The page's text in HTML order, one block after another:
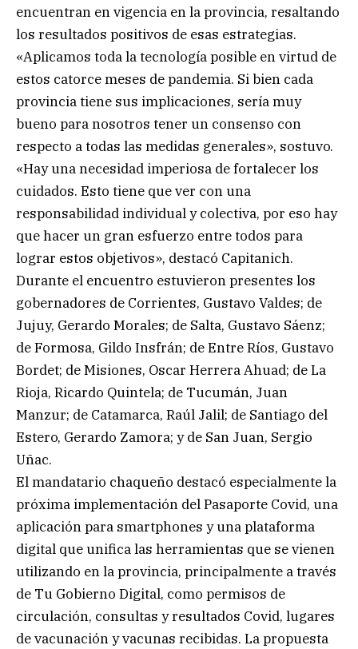
encuentran en vigencia en la provincia, resaltando
los resultados positivos de esas estrategias.
«Aplicamos toda la tecnología posible en virtud de
estos catorce meses de pandemia. Si bien cada
provincia tiene sus implicaciones, sería muy
bueno para nosotros tener un consenso con
respecto a todas las medidas generales», sostuvo.
«Hay una necesidad imperiosa de fortalecer los
cuidados. Esto tiene que ver con una
responsabilidad individual y colectiva, por eso hay
que hacer un gran esfuerzo entre todos para
lograr estos objetivos», destacó Capitanich.
Durante el encuentro estuvieron presentes los
gobernadores de Corrientes, Gustavo Valdes; de
Jujuy, Gerardo Morales; de Salta, Gustavo Sáenz;
de Formosa, Gildo Insfrán; de Entre Ríos, Gustavo
Bordet; de Misiones, Oscar Herrera Ahuad; de La
Rioja, Ricardo Quintela; de Tucumán, Juan
Manzur; de Catamarca, Raúl Jalil; de Santiago del
Estero, Gerardo Zamora; y de San Juan, Sergio
Uñac.
El mandatario chaqueño destacó especialmente la
próxima implementación del Pasaporte Covid, una
aplicación para smartphones y una plataforma
digital que unifica las herramientas que se vienen
utilizando en la provincia, principalmente a través
de Tu Gobierno Digital, como permisos de
circulación, consultas y resultados Covid, lugares
de vacunación y vacunas recibidas. La propuesta